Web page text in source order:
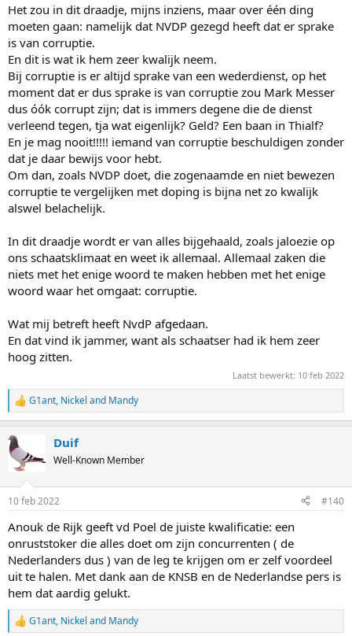
Het zou in dit draadje, mijns inziens, maar over één ding
moeten gaan: namelijk dat NVDP gezegd heeft dat er sprake
is van corruptie.
En dit is wat ik hem zeer kwalijk neem.
Bij corruptie is er altijd sprake van een wederdienst, op het
moment dat er dus sprake is van corruptie zou Mark Messer
dus óók corrupt zijn; dat is immers degene die de dienst
verleend tegen, tja wat eigenlijk? Geld? Een baan in Thialf?
En je mag nooit!!!!! iemand van corruptie beschuldigen zonder
dat je daar bewijs voor hebt.
Om dan, zoals NVDP doet, die zogenaamde en niet bewezen
corruptie te vergelijken met doping is bijna net zo kwalijk
alswel belachelijk.
In dit draadje wordt er van alles bijgehaald, zoals jaloezie op
ons schaatsklimaat en weet ik allemaal. Allemaal zaken die
niets met het enige woord te maken hebben met het enige
woord waar het omgaat: corruptie.
Wat mij betreft heeft NvdP afgedaan.
En dat vind ik jammer, want als schaatser had ik hem zeer
hoog zitten.
Laatst bewerkt: 10 feb 2022
R
e
c
t
i
s
G1ant, Nickel and Mandy
Duif
Well-Known Member
10 feb 2022 #140
Anouk de Rijk geeft vd Poel de juiste kwalificatie: een
onruststoker die alles doet om zijn concurrenten ( de
Nederlanders dus ) van de leg te krijgen om er zelf voordeel
uit te halen. Met dank aan de KNSB en de Nederlandse pers is
hem dat aardig gelukt.
R
G1ant, Nickel and Mandy